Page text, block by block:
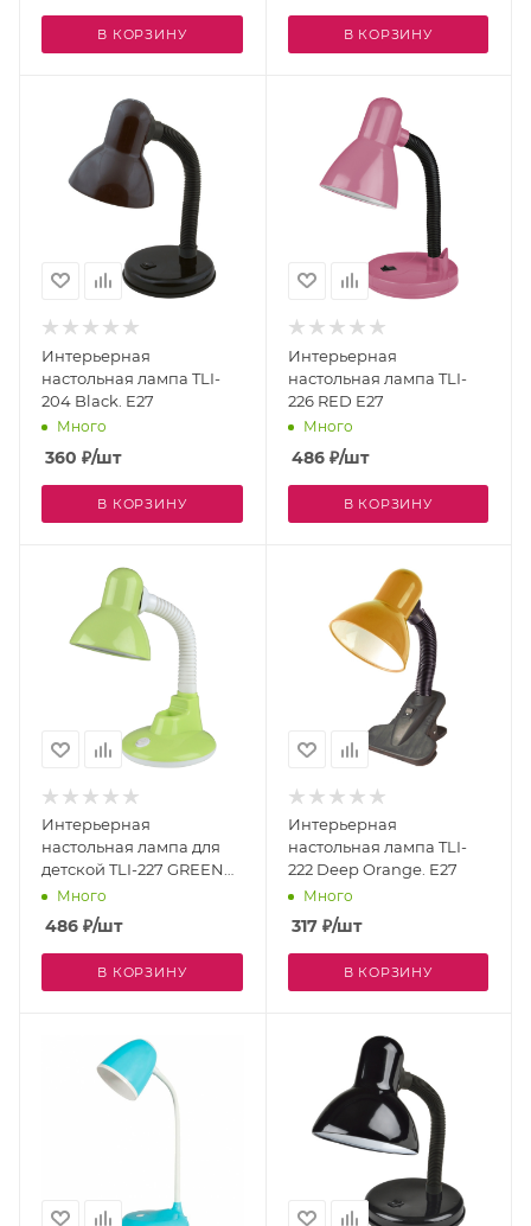
В КОРЗИНУ В КОРЗИНУ
Интерьерная
настольная лампа TLI-
204 Black. E27
Много
360 ₽/шт
В КОРЗИНУ
Интерьерная
настольная лампа TLI-
226 RED E27
Много
486₽/шт
В КОРЗИНУ
Интерьерная
настольная лампа для
детской TLI-227 GREEN
E27Много
486 ₽/шт
В КОРЗИНУ
Интерьерная
настольная лампа TLI-
222 Deep Orange. E27
Много
317₽/шт
В КОРЗИНУ